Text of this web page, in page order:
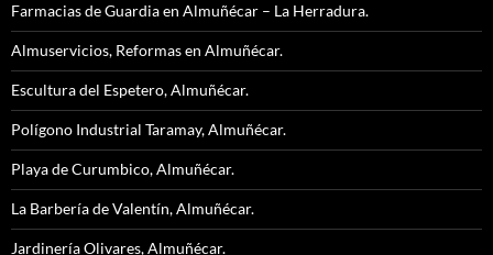
Farmacias de Guardia en Almuñécar – La Herradura.
Almuservicios, Reformas en Almuñécar.
Escultura del Espetero, Almuñécar.
Polígono Industrial Taramay, Almuñécar.
Playa de Curumbico, Almuñécar.
La Barbería de Valentín, Almuñécar.
Jardinería Olivares, Almuñécar.